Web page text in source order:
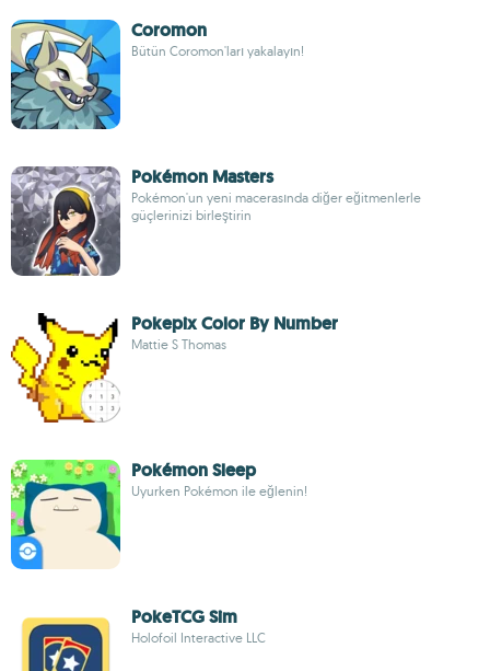
Coromon
Bütün Coromon'ları yakalayın!
Pokémon Masters
Pokémon'un yeni macerasında diğer eğitmenlerle
güçlerinizi birleştirin
Pokepix Color By Number
Mattie S Thomas
Pokémon Sleep
Uyurken Pokémon ile eğlenin!
PokeTCG Sim
Holofoil Interactive LLC